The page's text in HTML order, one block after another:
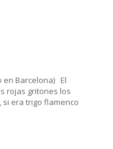
en Barcelona) El
rojas gritones los
era trigo flamenco